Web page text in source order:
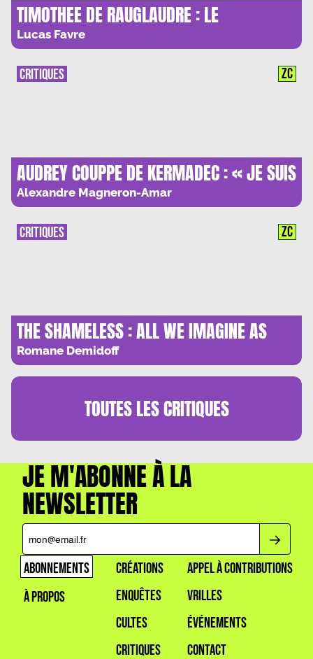
TIMOTHEE DE RAUGLAUDRE : LE
CHRISTIANISME COMME ANTICAPITALISME
D’ELITE
Lucas Favre
AUDREY COUPPE DE KERMADEC : « JE SUIS
UNE PRIERE »
Alexandre Magneron-Amar
CRITIQUES ZC
THE SHAMELESS : ALL WE IMAGINE AS
LOVE
Romane Demidoff
CRITIQUES ZC
TOUTES LESCRITIQUES
JE M'ABONNE À LA
NEWSLETTER
ABONNEMENTS
À PROPOS
CRÉATIONS
ENQUÊTES
CULTES
CRITIQUES
APPEL À CONTRIBUTIONS
VRILLES
ÉVÉNEMENTS
CONTACT